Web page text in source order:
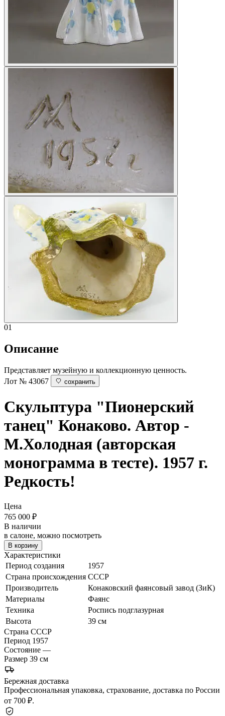
01
Описание
Представляет музейную и коллекционную ценность.
Лот № 43067
сохранить
Скульптура "Пионерский
танец" Конаково. Автор -
М.Холодная (авторская
монограмма в тесте). 1957 г.
Редкость!
Цена
765 000 ₽
В наличии
в салоне, можно посмотреть
В корзину
Характеристики
Период создания
1957
Страна происхождения СССР
Производитель
Конаковский фаянсовый завод (ЗиК)
Материалы
Фаянс
Техника
Роспись подглазурная
Высота
39 см
Страна СССР
Период 1957
Состояние —
Размер 39 см
Бережная доставка
Профессиональная упаковка, страхование, доставка по России
от 700 ₽.